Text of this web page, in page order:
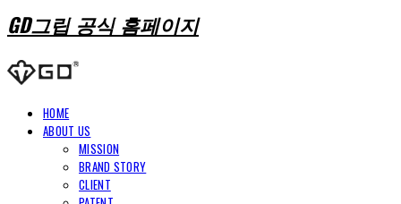
GD그립 공식 홈페이지
HOME
ABOUT US
MISSION
BRAND STORY
CLIENT